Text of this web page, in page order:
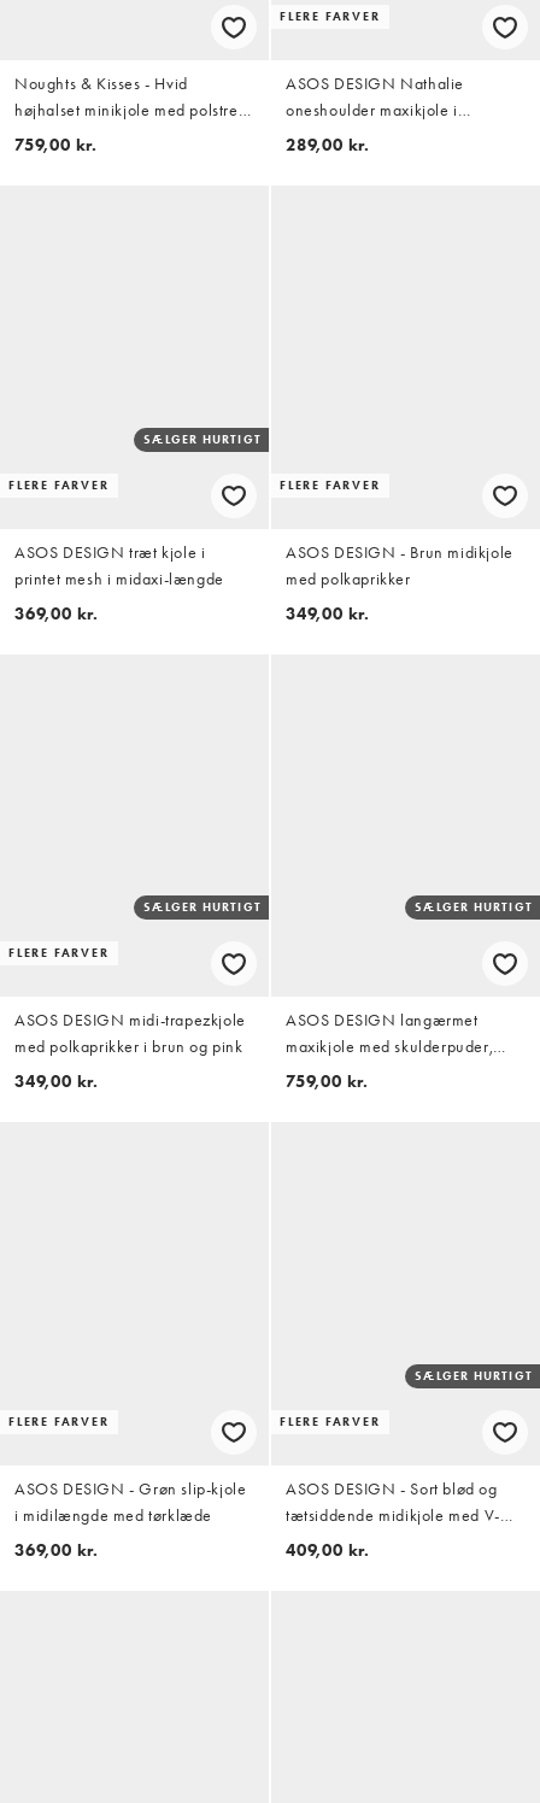
Noughts & Kisses - Hvid
højhalset minikjole med polstret
skulder og blonder
759,00 kr.
FLERE FARVER
ASOS DESIGN Nathalie
oneshoulder maxikjole i
chokolade
289,00 kr.
FLERE FARVER
SÆLGER HURTIGT
ASOS DESIGN træt kjole i
printet mesh i midaxi-længde
369,00 kr.
FLERE FARVER
ASOS DESIGN - Brun midikjole
med polkaprikker
349,00 kr.
FLERE FARVER
SÆLGER HURTIGT
ASOS DESIGN midi-trapezkjole
med polkaprikker i brun og pink
349,00 kr.
SÆLGER HURTIGT
ASOS DESIGN langærmet
maxikjole med skulderpuder,
draperet taljedetalje i skifergrå
759,00 kr.
FLERE FARVER
ASOS DESIGN - Grøn slip-kjole
i midilængde med tørklæde
369,00 kr.
FLERE FARVER
SÆLGER HURTIGT
ASOS DESIGN - Sort blød og
tætsiddende midikjole med V-
hals og tørklædekant
409,00 kr.